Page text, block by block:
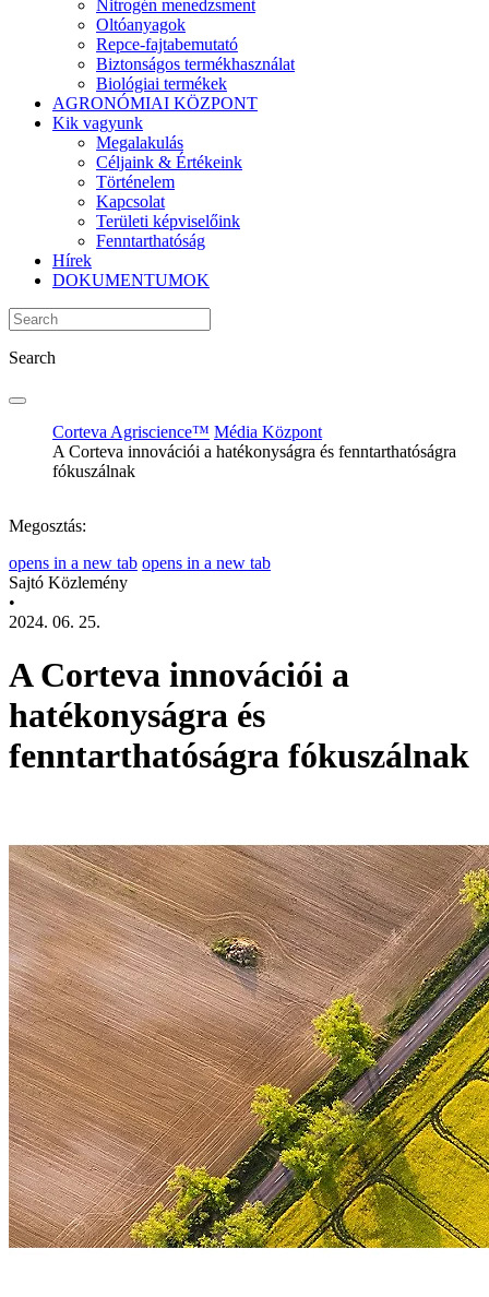
Nitrogén menedzsment
Oltóanyagok
Repce-fajtabemutató
Biztonságos termékhasználat
Biológiai termékek
AGRONÓMIAI KÖZPONT
Kik vagyunk
Megalakulás
Céljaink & Értékeink
Történelem
Kapcsolat
Területi képviselőink
Fenntarthatóság
Hírek
DOKUMENTUMOK
Search
Corteva Agriscience™ Média Központ
A Corteva innovációi a hatékonyságra és fenntarthatóságra
fókuszálnak
Megosztás:
opens in a new tab opens in a new tab
Sajtó Közlemény
•
2024. 06. 25.
A Corteva innovációi a
hatékonyságra és
fenntarthatóságra fókuszálnak